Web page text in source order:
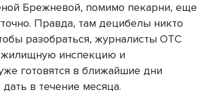
Брежневой, помимо пекарни, еще
Правда, там децибелы никто
разобраться, журналисты ОТС
жилищную инспекцию и
готовятся в ближайшие дни
в течение месяца.